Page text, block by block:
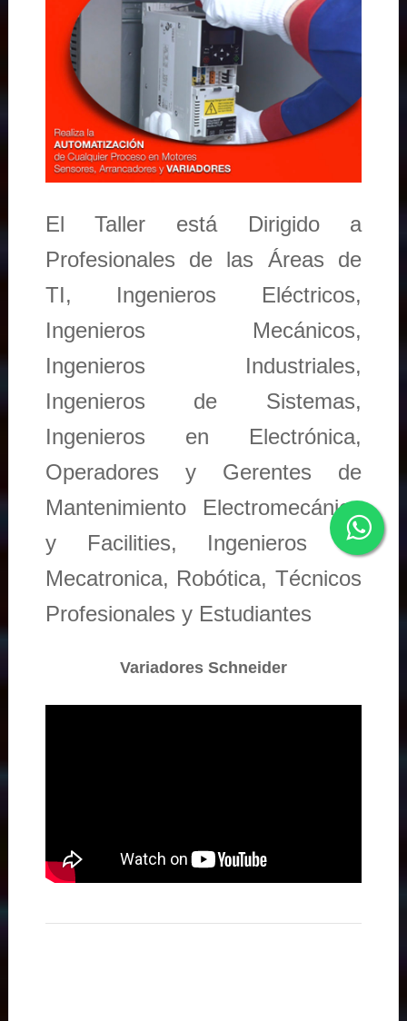
El Taller está Dirigido a
Profesionales de las Áreas de
TI, Ingenieros Eléctricos,
Ingenieros Mecánicos,
Ingenieros Industriales,
Ingenieros de Sistemas,
Ingenieros en Electrónica,
Operadores y Gerentes de
Mantenimiento Electromecánico
y Facilities, Ingenieros en
Mecatronica, Robótica, Técnicos
Profesionales y Estudiantes
Variadores Schneider